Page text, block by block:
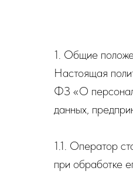
1. Общие
Настоящая
ФЗ «О
данных,
1.1. Оператор
при обработке